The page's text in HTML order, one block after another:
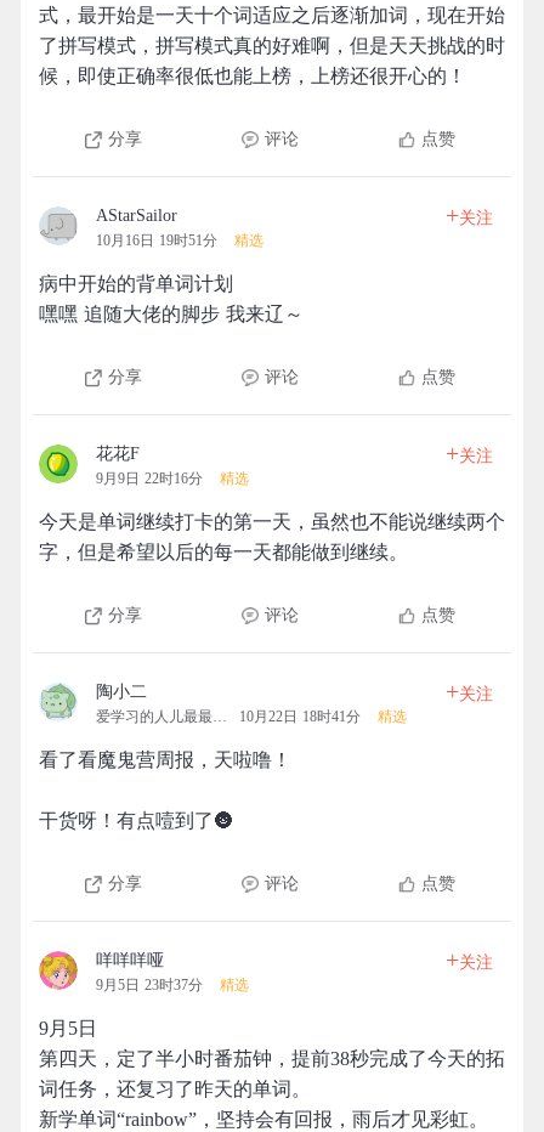
式，最开始是一天十个词适应之后逐渐加词，现在开始
了拼写模式，拼写模式真的好难啊，但是天天挑战的时
候，即使正确率很低也能上榜，上榜还很开心的！
分享 评论 点赞
AStarSailor
10月16日 19时51分 精选
+关注
病中开始的背单词计划
嘿嘿 追随大佬的脚步 我来辽～
分享 评论 点赞
花花F
9月9日 22时16分 精选
+关注
今天是单词继续打卡的第一天，虽然也不能说继续两个
字，但是希望以后的每一天都能做到继续。
分享 评论 点赞
陶小二
爱学习的人儿最最最可爱 10月22日 18时41分 精选
+关注
看了看魔鬼营周报，天啦噜！
干货呀！有点噎到了🌚
分享 评论 点赞
咩咩咩哑
9月5日 23时37分 精选
+关注
9月5日
第四天，定了半小时番茄钟，提前38秒完成了今天的拓
词任务，还复习了昨天的单词。
新学单词“rainbow”，坚持会有回报，雨后才见彩虹。